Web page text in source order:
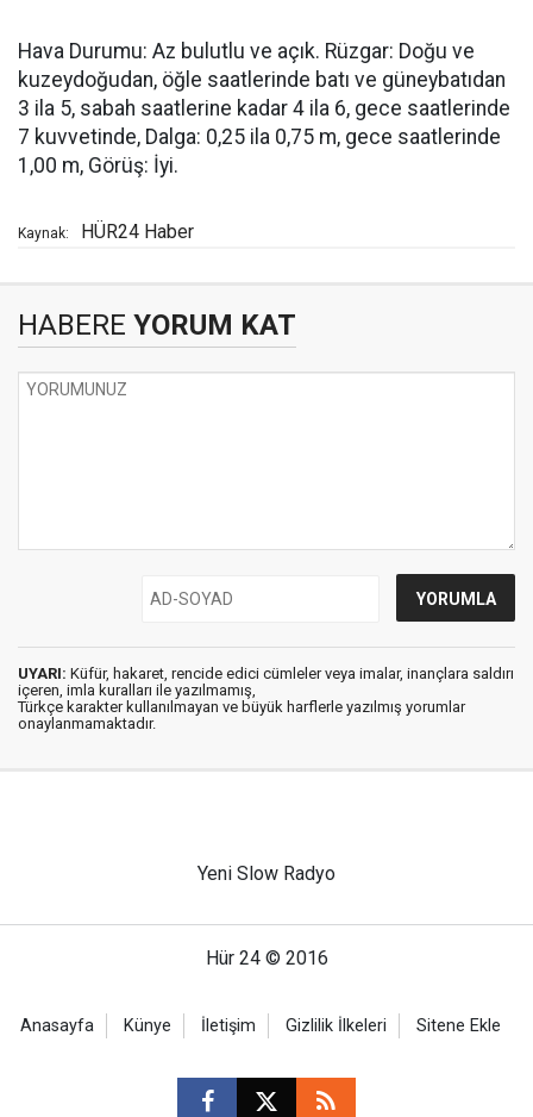
Hava Durumu: Az bulutlu ve açık. Rüzgar: Doğu ve
kuzeydoğudan, öğle saatlerinde batı ve güneybatıdan
3 ila 5, sabah saatlerine kadar 4 ila 6, gece saatlerinde
7 kuvvetinde, Dalga: 0,25 ila 0,75 m, gece saatlerinde
1,00 m, Görüş: İyi.
Kaynak: HÜR24 Haber
HABERE YORUM KAT
UYARI: Küfür, hakaret, rencide edici cümleler veya imalar, inançlara saldırı
içeren, imla kuralları ile yazılmamış,
Türkçe karakter kullanılmayan ve büyük harflerle yazılmış yorumlar
onaylanmamaktadır.
Yeni Slow Radyo
Hür 24 © 2016
Anasayfa Künye İletişim Gizlilik İlkeleri Sitene Ekle